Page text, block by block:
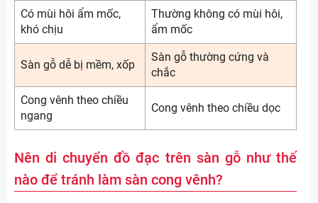
Có mùi hôi ẩm mốc,
khó chịu
Thường không có mùi hôi,
ẩm mốc
Sàn gỗ dễ bị mềm, xốp
Sàn gỗ thường cứng và
chắc
Cong vênh theo chiều
ngang
Cong vênh theo chiều dọc
Nên di chuyển đồ đạc trên sàn gỗ như thế
nào để tránh làm sàn cong vênh?